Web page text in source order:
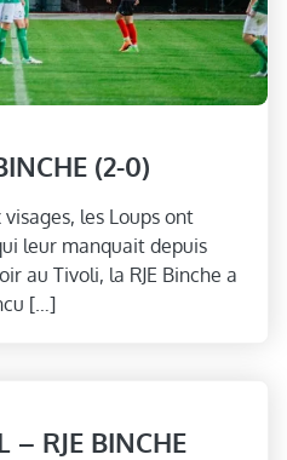
(2-0)
les Loups ont
leur manquait depuis
au Tivoli, la RJE Binche a
[…]
– RJE BINCHE